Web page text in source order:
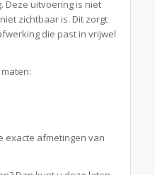
Deze uitvoering is niet
zichtbaar is. Dit zorgt
die past in vrijwel
exacte afmetingen van